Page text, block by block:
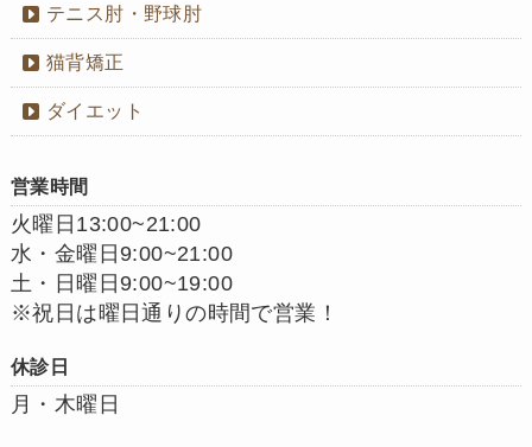
テニス肘・野球肘
猫背矯正
ダイエット
営業時間
火曜日13:00~21:00
水・金曜日9:00~21:00
土・日曜日9:00~19:00
※祝日は曜日通りの時間で営業！
休診日
月・木曜日